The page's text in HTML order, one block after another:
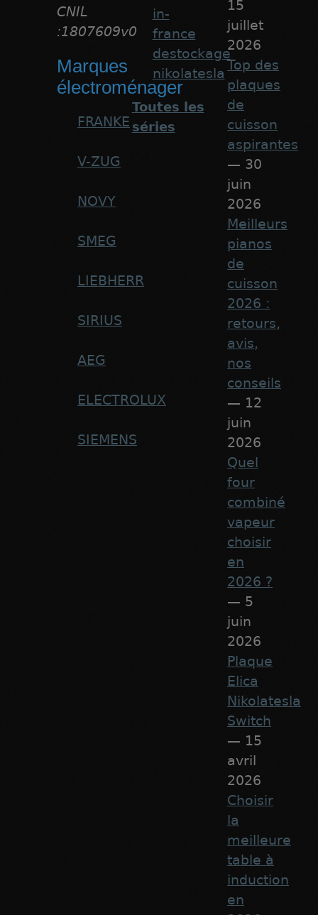
CNIL
:1807609v0
Marques
électroménager
FRANKE
V-ZUG
NOVY
SMEG
LIEBHERR
SIRIUS
AEG
ELECTROLUX
SIEMENS
in-
france
destockage
nikolatesla
Toutes les
séries
15
juillet
2026
Top des
plaques
de
cuisson
aspirantes
— 30
juin
2026
Meilleurs
pianos
de
cuisson
2026 :
retours,
avis,
nos
conseils
— 12
juin
2026
Quel
four
combiné
vapeur
choisir
en
2026 ?
— 5
juin
2026
Plaque
Elica
Nikolatesla
Switch
— 15
avril
2026
Choisir
la
meilleure
table à
induction
en